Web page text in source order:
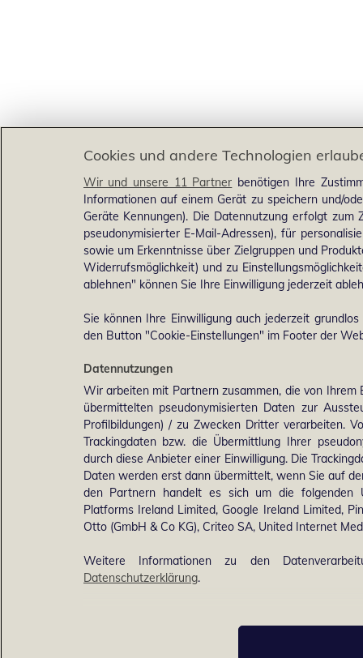
Cookies und andere Technologien
Wir und unsere 11 Partner benötigen Ihre
Informationen auf einem Gerät zu speichern und/
Geräte Kennungen). Die Datennutzung erfolgt
pseudonymisierter E-Mail-Adressen), für
sowie um Erkenntnisse über Zielgruppen und
Widerrufsmöglichkeit) und zu
ablehnen" können Sie Ihre Einwilligung jederzeit
Sie können Ihre Einwilligung auch jederzeit
den Button "Cookie-Einstellungen" im Footer der
Datennutzungen
Wir arbeiten mit Partnern zusammen, die von Ihrem
übermittelten pseudonymisierten Daten zur
Profilbildungen) / zu Zwecken Dritter verarbeiten.
Trackingdaten bzw. die Übermittlung Ihrer
durch diese Anbieter einer Einwilligung. Die
Daten werden erst dann übermittelt, wenn Sie auf
den Partnern handelt es sich um die folgenden
Platforms Ireland Limited, Google Ireland Limited,
Otto (GmbH & Co KG), Criteo SA, United Internet
Weitere Informationen zu den
Datenschutzerklärung.